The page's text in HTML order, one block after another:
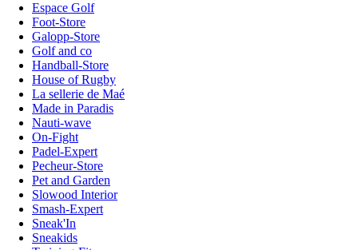
Espace Golf
Foot-Store
Galopp-Store
Golf and co
Handball-Store
House of Rugby
La sellerie de Maé
Made in Paradis
Nauti-wave
On-Fight
Padel-Expert
Pecheur-Store
Pet and Garden
Slowood Interior
Smash-Expert
Sneak'In
Sneakids